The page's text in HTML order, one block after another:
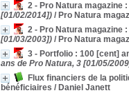
2 - Pro Natura magazine
[01/02/2014])/ Pro Natura
2 - Pro Natura magazine
[01/03/2003])/ Pro Natura
3 - Portfolio : 100 [cent]
ans de Pro Natura, 3 [01/05/
Flux financiers de la
bénéficiaires / Daniel Janett